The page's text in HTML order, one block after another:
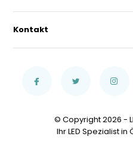
Kontakt
© Copyright 2026 -
Ihr LED Spezialist